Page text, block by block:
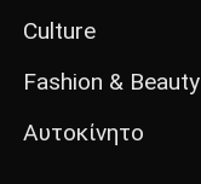
Culture
Fashion & Beauty
Αυτοκίνητο